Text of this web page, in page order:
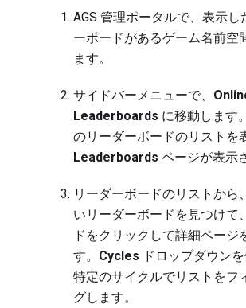
AGS 管理ポータルで、表示し
ーボードがあるゲーム名前空
ます。
サイドバーメニューで、
Leaderboards に移動します
のリーダーボードのリストを
Leaderboards ページが表示
リーダーボードのリストから
いリーダーボードを見つけて
ドをクリックして詳細ページ
す。 Cycles ドロップダウンを
特定のサイクルでリストをフ
グします。